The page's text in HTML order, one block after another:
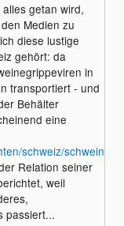
getan wird,
Medien zu
diese lustige
gehört: da
in
transportiert - und
Behälter
eine
schweiz/
Relation seiner
weil
passiert...